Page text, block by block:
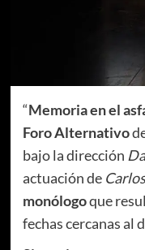
“Memoria en el
Foro Alternativo
bajo la dirección
actuación de
monólogoque
fechas cercanas al